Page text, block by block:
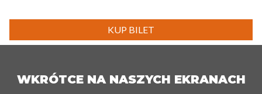
KUP BILET
WKRÓTCE NA NASZYCH EKRANACH